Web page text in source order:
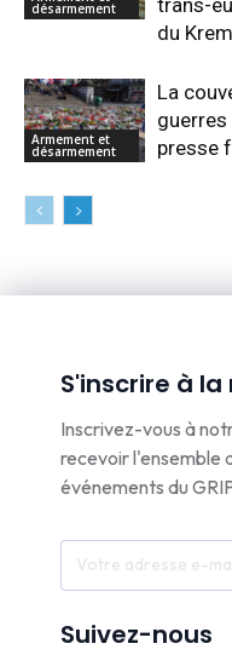
désarmement
du
Armement et
désarmement
La
presse
S'inscrire à
Inscrivez-vous à
recevoir l'ensemble
événements du
Suivez-nous